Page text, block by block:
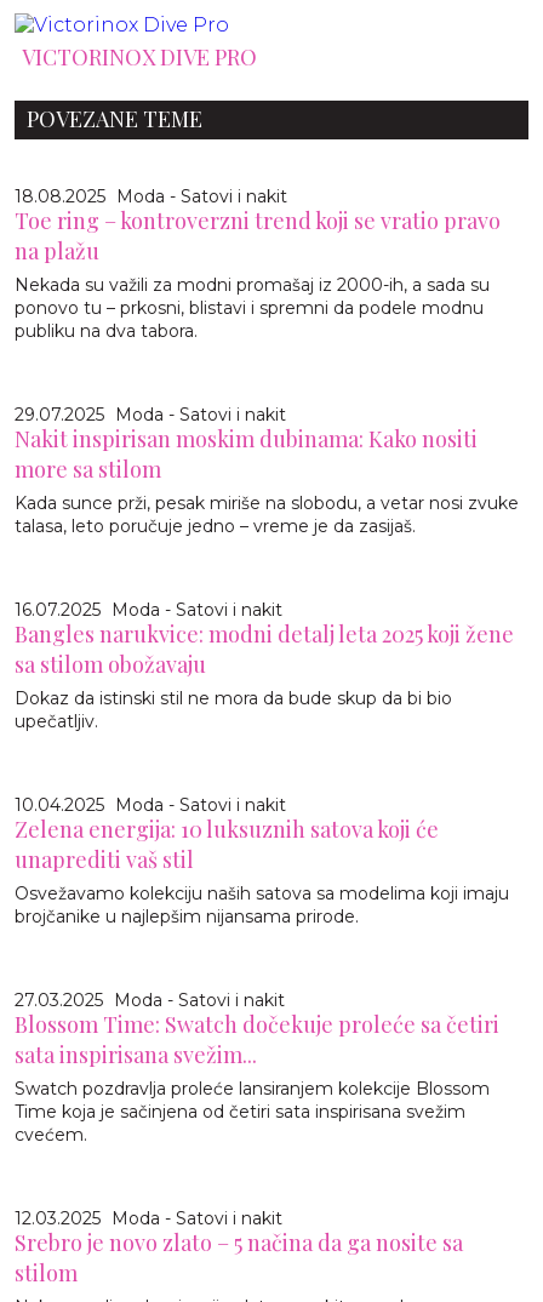
VICTORINOX DIVE PRO
POVEZANE TEME
18.08.2025 Moda - Satovi i nakit
Toe ring – kontroverzni trend koji se vratio pravo
na plažu
Nekada su važili za modni promašaj iz 2000-ih, a sada su
ponovo tu – prkosni, blistavi i spremni da podele modnu
publiku na dva tabora.
29.07.2025 Moda - Satovi i nakit
Nakit inspirisan moskim dubinama: Kako nositi
more sa stilom
Kada sunce prži, pesak miriše na slobodu, a vetar nosi zvuke
talasa, leto poručuje jedno – vreme je da zasijaš.
16.07.2025 Moda - Satovi i nakit
Bangles narukvice: modni detalj leta 2025 koji žene
sa stilom obožavaju
Dokaz da istinski stil ne mora da bude skup da bi bio
upečatljiv.
10.04.2025 Moda - Satovi i nakit
Zelena energija: 10 luksuznih satova koji će
unaprediti vaš stil
Osvežavamo kolekciju naših satova sa modelima koji imaju
brojčanike u najlepšim nijansama prirode.
27.03.2025 Moda - Satovi i nakit
Blossom Time: Swatch dočekuje proleće sa četiri
sata inspirisana svežim...
Swatch pozdravlja proleće lansiranjem kolekcije Blossom
Time koja je sačinjena od četiri sata inspirisana svežim
cvećem.
12.03.2025 Moda - Satovi i nakit
Srebro je novo zlato – 5 načina da ga nosite sa
stilom